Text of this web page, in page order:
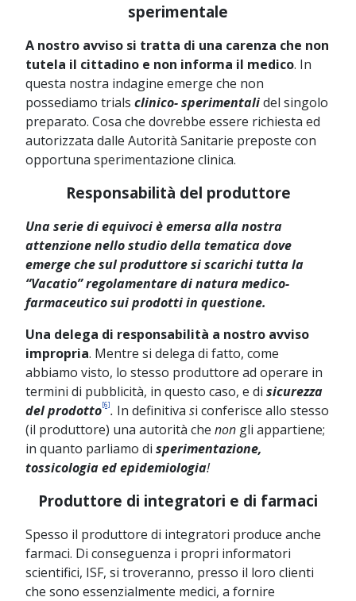
sperimentale
A nostro avviso si tratta di una carenza che non
tutela il cittadino e non informa il medico. In
questa nostra indagine emerge che non
possediamo trials clinico- sperimentalidel singolo
preparato. Cosa che dovrebbe essere richiesta ed
autorizzata dalle Autorità Sanitarie preposte con
opportuna sperimentazione clinica.
Responsabilità del produttore
Una serie di equivoci è emersa alla nostra
attenzione nello studio della tematica dove
emerge che sul produttore si scarichi tutta la
“Vacatio” regolamentare di natura medico-
farmaceutico sui prodotti in questione.
Una delega di responsabilità a nostro avviso
impropria. Mentre si delega di fatto, come
abbiamo visto, lo stesso produttore ad operare in
termini di pubblicità, in questo caso, e di sicurezza
del prodotto[6]. In definitiva si conferisce allo stesso
(il produttore) una autorità che non gli appartiene;
in quanto parliamo di sperimentazione,
tossicologia ed epidemiologia!
Produttore di integratori e di farmaci
Spesso il produttore di integratori produce anche
farmaci. Di conseguenza i propri informatori
scientifici, ISF, si troveranno, presso il loro clienti
che sono essenzialmente medici, a fornire